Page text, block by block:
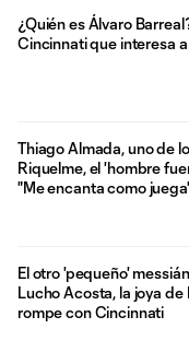
¿Quién es Álvaro
Cincinnati que interesa
Thiago Almada, uno de
Riquelme, el 'hombre
"Me encanta como
El otro 'pequeño'
Lucho Acosta, la joya de
rompe con Cincinnati